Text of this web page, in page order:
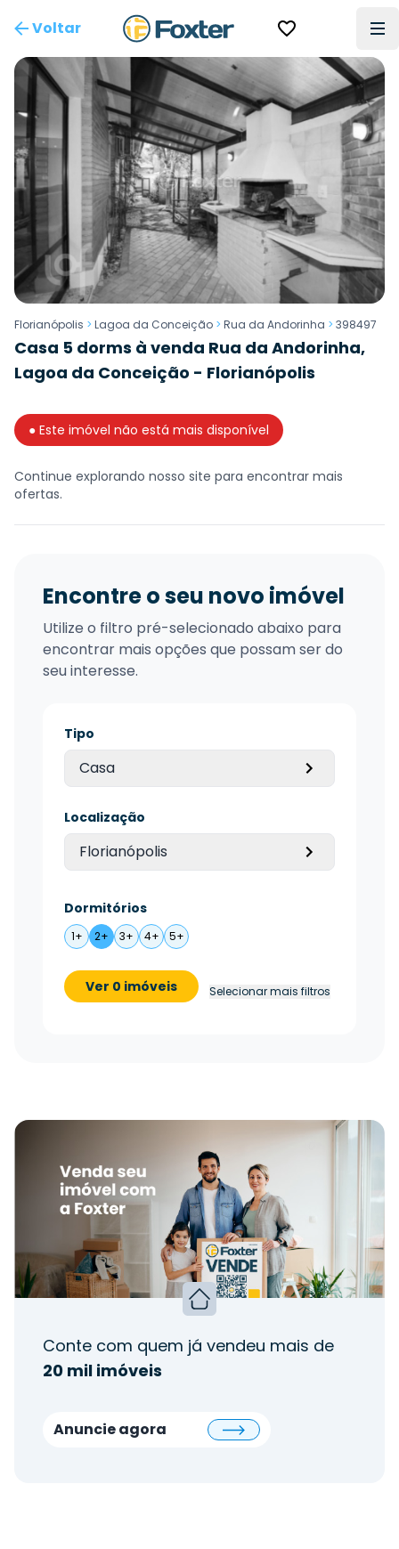
Voltar
Florianópolis > Lagoa da Conceição > Rua da Andorinha > 398497
Casa 5 dorms à venda Rua da Andorinha,
Lagoa da Conceição - Florianópolis
● Este imóvel não está mais disponível
Continue explorando nosso site para encontrar mais
ofertas.
Encontre o seu novo imóvel
Utilize o filtro pré-selecionado abaixo para
encontrar mais opções que possam ser do
seu interesse.
Tipo
Casa
Localização
Florianópolis
Dormitórios
1+ 2+ 3+ 4+ 5+
Ver 0 imóveis Selecionar mais filtros
Conte com quem já vendeu mais de
20 mil imóveis
Anuncie agora